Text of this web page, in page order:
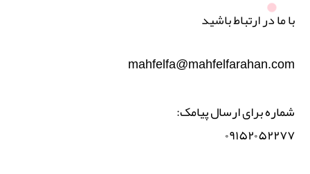
با ما در ارتباط باشید
mahfelfa@mahfelfarahan.com
شماره برای ارسال پیامک:
۰۹۱۵۲۰۵۲۲۷۷